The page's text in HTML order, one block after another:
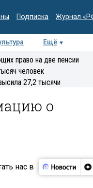
Подписка Журнал
Ещё
Колумнисты
право на две пенсии
человек
27,2 тысячи
о
нас в